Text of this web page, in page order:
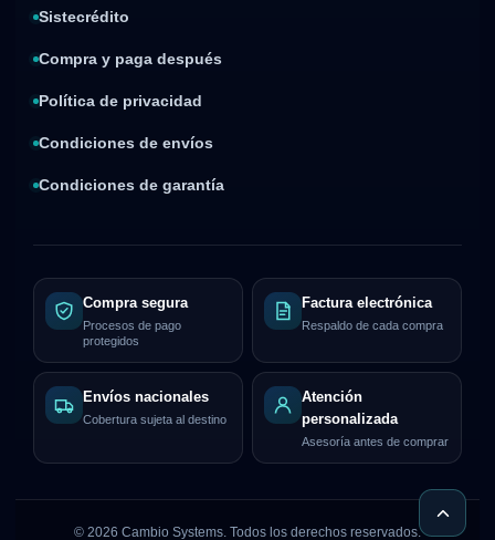
Sistecrédito
Compra y paga después
Política de privacidad
Condiciones de envíos
Condiciones de garantía
Compra segura
Procesos de pago
protegidos
Factura electrónica
Respaldo de cada compra
Envíos nacionales
Cobertura sujeta al destino
Atención
personalizada
Asesoría antes de comprar
© 2026 Cambio Systems. Todos los derechos reservados.